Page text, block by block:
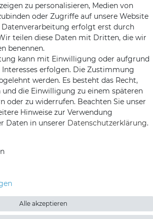
info@satshopping.de
Kopenhagenstr. 4
97424 Schweinfurt
Satshopping auf Facebook
Satshopping auf
Satshopping auf
zu personalisieren, Medien von
oder Zugriffe auf unsere Website
Datenverarbeitung erfolgt erst durch
teilen diese Daten mit Dritten, die wir
benennen.
kann mit Einwilligung oder aufgrund
erfolgen. Die Zustimmung
werden. Es besteht das Recht,
die Einwilligung zu einem späteren
oder zu widerrufen. Beachten Sie unser
Hinweise zur Verwendung
Daten in unserer Daten­schutz­erklärung.
Alle akzeptieren